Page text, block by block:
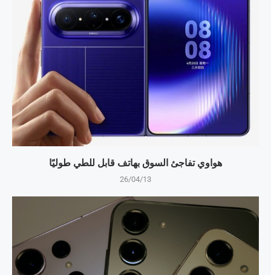
هواوي تفاجئ السوق بهاتف قابل للطي طوليًا
26/04/13